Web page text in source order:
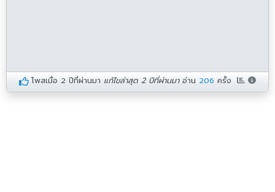
โพสเมื่อ 2 ปีที่ผ่านมา แก้ไขล่าสุด 2 ปีที่ผ่านมาอ่าน 206 ครั้ง